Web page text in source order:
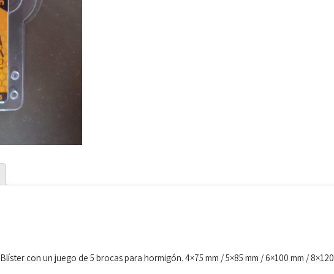
Blíster con un juego de 5 brocas para hormigón. 4×75 mm / 5×85 mm / 6×100 mm / 8×120